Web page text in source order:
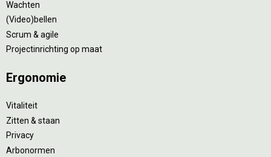
Wachten
(Video)bellen
Scrum & agile
Projectinrichting op maat
Ergonomie
Vitaliteit
Zitten & staan
Privacy
Arbonormen